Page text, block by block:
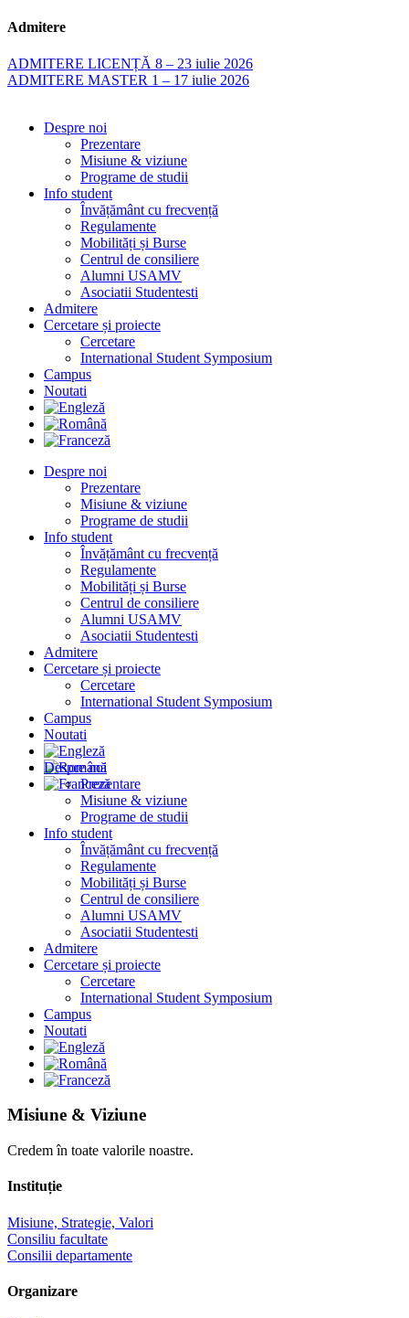
Admitere
ADMITERE LICENȚĂ 8 – 23 iulie 2026
ADMITERE MASTER 1 – 17 iulie 2026
Despre noi
Prezentare
Misiune & viziune
Programe de studii
Info student
Învățământ cu frecvență
Regulamente
Mobilități și Burse
Centrul de consiliere
Alumni USAMV
Asociatii Studentesti
Admitere
Cercetare și proiecte
Cercetare
International Student Symposium
Campus
Noutati
Despre noi
Prezentare
Misiune & viziune
Programe de studii
Info student
Învățământ cu frecvență
Regulamente
Mobilități și Burse
Centrul de consiliere
Alumni USAMV
Asociatii Studentesti
Admitere
Cercetare și proiecte
Cercetare
International Student Symposium
Campus
Noutati
Despre noi
Prezentare
Misiune & viziune
Programe de studii
Info student
Învățământ cu frecvență
Regulamente
Mobilități și Burse
Centrul de consiliere
Alumni USAMV
Asociatii Studentesti
Admitere
Cercetare și proiecte
Cercetare
International Student Symposium
Campus
Noutati
Misiune & Viziune
Credem în toate valorile noastre.
Instituție
Misiune, Strategie, Valori
Consiliu facultate
Consilii departamente
Organizare